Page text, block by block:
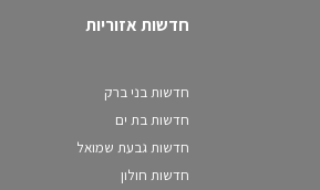
חדשות אזוריות
חדשות בני ברק
חדשות בת ים
חדשות גבעת שמואל
חדשות חולון